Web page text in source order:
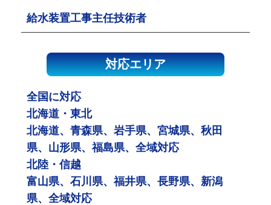
給水装置工事主任技術者
対応エリア
全国に対応
北海道・東北
北海道、青森県、岩手県、宮城県、秋田
県、山形県、福島県、全域対応
北陸・信越
富山県、石川県、福井県、長野県、新潟
県、全域対応